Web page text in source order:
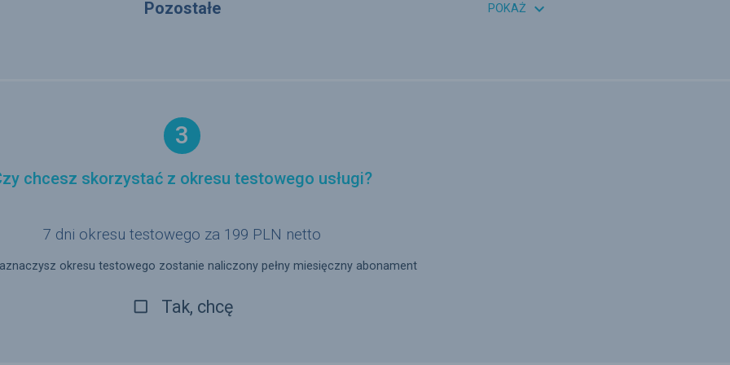
Pozostałe POKAŻ 
3
chcesz skorzystać z okresu testowego usługi?
7 dni okresu testowego za 199 PLN netto
okresu testowego zostanie naliczony pełny miesięczny abonament
 Tak, chcę